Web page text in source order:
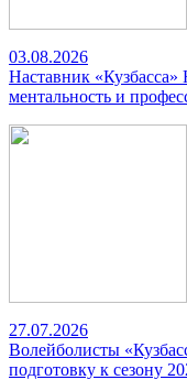
03.08.2026
Наставник
ментальность и
27.07.2026
Волейболисты
подготовку к сезону